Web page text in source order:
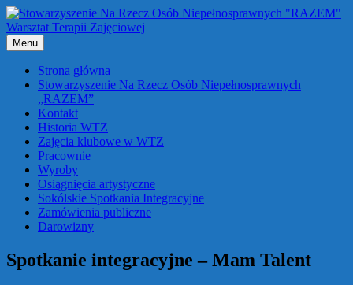
Przejdź
do
treści
Menu
Strona główna
Stowarzyszenie Na Rzecz Osób Niepełnosprawnych
„RAZEM”
Kontakt
Historia WTZ
Zajęcia klubowe w WTZ
Pracownie
Wyroby
Osiągnięcia artystyczne
Sokólskie Spotkania Integracyjne
Zamówienia publiczne
Darowizny
Spotkanie integracyjne – Mam Talent